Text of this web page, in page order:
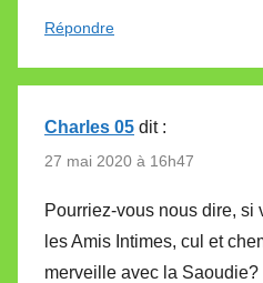
Répondre
Charles 05 dit :
27 mai 2020 à 16h47
Pourriez-vous nous dire, si
les Amis Intimes, cul et
merveille avec la